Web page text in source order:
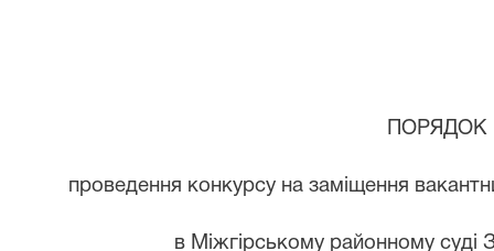
ПОРЯДОК
проведення конкурсу на заміщення
в Міжгірському районному суді